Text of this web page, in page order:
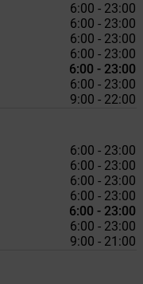
6:00 - 23:00
6:00 - 23:00
6:00 - 23:00
6:00 - 23:00
6:00 - 23:00
6:00 - 23:00
9:00 - 22:00
6:00 - 23:00
6:00 - 23:00
6:00 - 23:00
6:00 - 23:00
6:00 - 23:00
6:00 - 23:00
9:00 - 21:00